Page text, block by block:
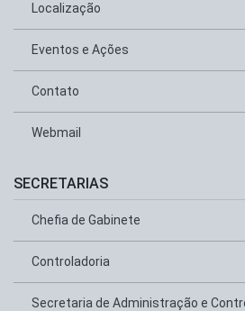
Localização
Eventos e Ações
Contato
Webmail
SECRETARIAS
Chefia de Gabinete
Controladoria
Secretaria de Administração e